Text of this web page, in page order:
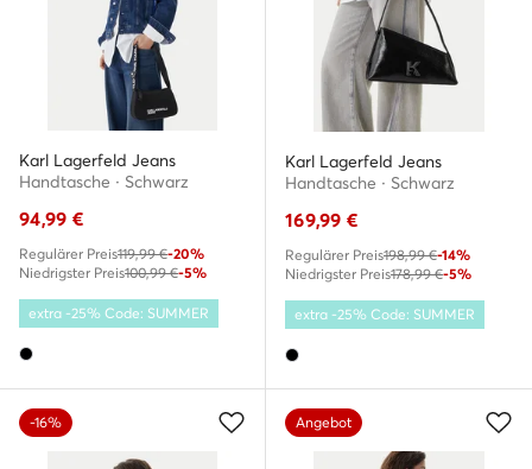
Karl Lagerfeld Jeans
Handtasche · Schwarz
94,99 €
Regulärer Preis119,99 €-20%
Niedrigster Preis100,99 €-5%
extra -25% Code: SUMMER
Karl Lagerfeld Jeans
Handtasche · Schwarz
169,99 €
Regulärer Preis198,99 €-14%
Niedrigster Preis178,99 €-5%
extra -25% Code: SUMMER
-16% Angebot